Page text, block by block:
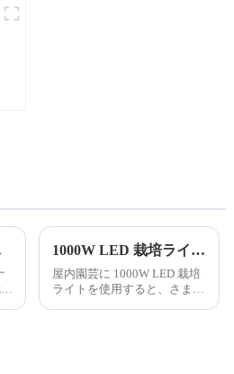
す 1000W LED 栽培ライトを使用すると、屋内ガーデニングにどのような利点がありますか?
屋内園芸に 1000W LED 栽培
ライトを使用すると、さまざ